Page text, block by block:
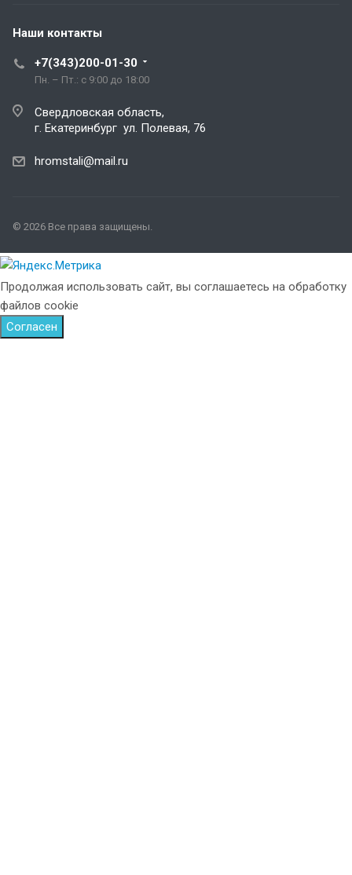
Наши контакты
+7(343)200-01-30
Пн. – Пт.: с 9:00 до 18:00
Свердловская область,
г. Екатеринбург ул. Полевая, 76
hromstali@mail.ru
© 2026 Все права защищены.
Продолжая использовать сайт, вы соглашаетесь на обработку
файлов cookie
Согласен